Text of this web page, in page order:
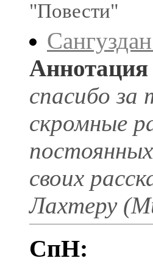
"Повести"
Аннотация
спасибо
скромные
своих
Лахтеру
СпН: